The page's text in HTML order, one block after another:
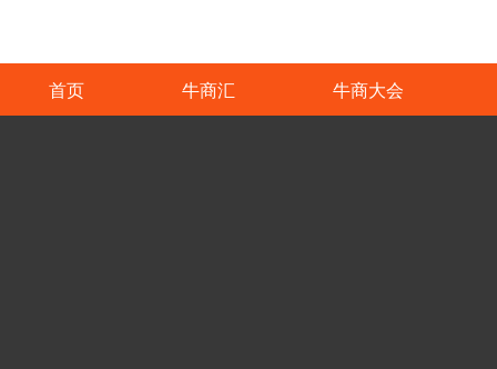
首页 牛商汇 牛商大会